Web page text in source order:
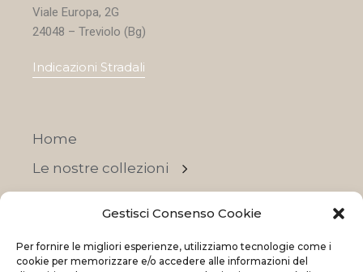
Gestisci Consenso Cookie
Per fornire le migliori esperienze, utilizziamo tecnologie come i
cookie per memorizzare e/o accedere alle informazioni del
Viale Europa, 2G
24048 – Treviolo (Bg)
Indicazioni Stradali
Home
Le nostre collezioni
OFFERTE